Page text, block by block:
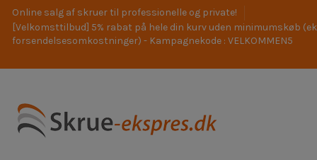
Online salg af skruer til professionelle og private!
[Velkomsttilbud] 5% rabat på hele din kurv uden minimumskøb
forsendelsesomkostninger) - Kampagnekode : VELKOMMEN5